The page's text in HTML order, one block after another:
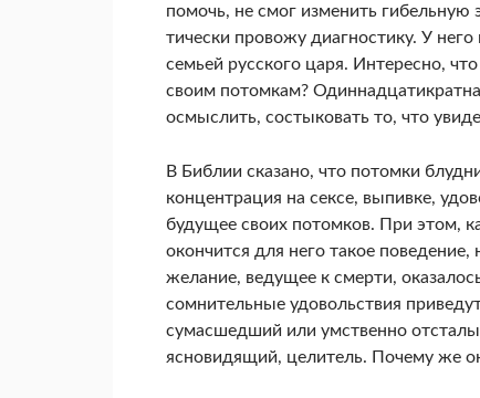
помочь, не смог изменить
тически провожу диагностику. У
семьей русского царя. Интересно,
своим потомкам?
осмыслить, состыковать то, что
В Библии сказано, что потомки
концентрация на сексе, выпивке,
будущее своих потомков. При этом,
окончится для него такое
желание, ведущее к смерти,
сомнительные удовольствия
сумасшедший или умственно
ясновидящий, целитель. Почему же